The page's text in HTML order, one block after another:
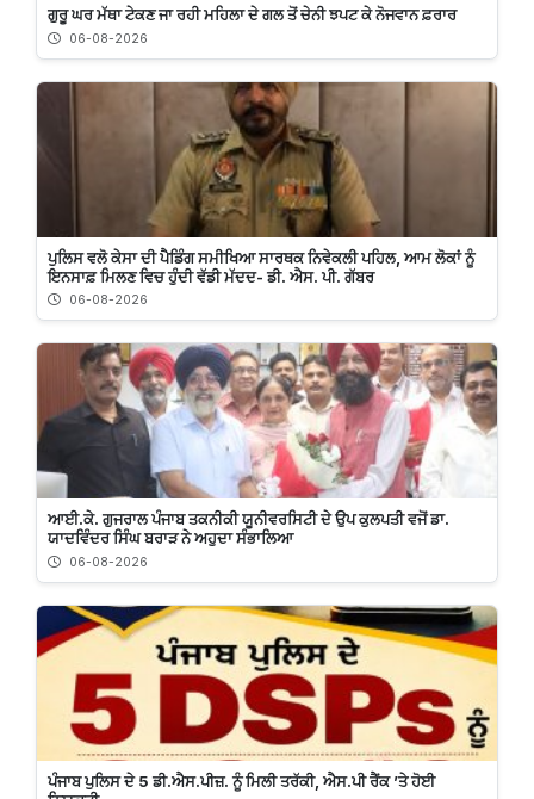
ਗੁਰੂ ਘਰ ਮੱਥਾ ਟੇਕਣ ਜਾ ਰਹੀ ਮਹਿਲਾ ਦੇ ਗਲ ਤੋਂ ਚੇਨੀ ਝਪਟ ਕੇ ਨੋਜਵਾਨ ਫ਼ਰਾਰ
06-08-2026
ਪੁਲਿਸ ਵਲੋ ਕੇਸਾ ਦੀ ਪੈਡਿੰਗ ਸਮੀਖਿਆ ਸਾਰਥਕ ਨਿਵੇਕਲੀ ਪਹਿਲ, ਆਮ ਲੋਕਾਂ ਨੂੰ
ਇਨਸਾਫ਼ ਮਿਲਣ ਵਿਚ ਹੁੰਦੀ ਵੱਡੀ ਮੱਦਦ- ਡੀ. ਐਸ. ਪੀ. ਗੱਬਰ
06-08-2026
ਆਈ.ਕੇ. ਗੁਜਰਾਲ ਪੰਜਾਬ ਤਕਨੀਕੀ ਯੂਨੀਵਰਸਿਟੀ ਦੇ ਉਪ ਕੁਲਪਤੀ ਵਜੋਂ ਡਾ.
ਯਾਦਵਿੰਦਰ ਸਿੰਘ ਬਰਾੜ ਨੇ ਅਹੁਦਾ ਸੰਭਾਲਿਆ
06-08-2026
ਪੰਜਾਬ ਪੁਲਿਸ ਦੇ 5 ਡੀ.ਐਸ.ਪੀਜ਼. ਨੂੰ ਮਿਲੀ ਤਰੱਕੀ, ਐਸ.ਪੀ ਰੈਂਕ ’ਤੇ ਹੋਈ